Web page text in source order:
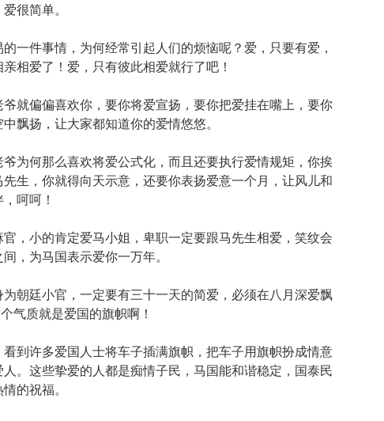
很简单。
一件事情，为何经常引起人们的烦恼呢？爱，只要有爱，
相爱了！爱，只有彼此相爱就行了吧！
就偏偏喜欢你，要你将爱宣扬，要你把爱挂在嘴上，要你
飘扬，让大家都知道你的爱情悠悠。
为何那么喜欢将爱公式化，而且还要执行爱情规矩，你挨
先生，你就得向天示意，还要你表扬爱意一个月，让风儿和
呵呵！
，小的肯定爱马小姐，卑职一定要跟马先生相爱，笑纹会
，为马国表示爱你一万年。
为朝廷小官，一定要有三十一天的简爱，必须在八月深爱飘
气质就是爱国的旗帜啊！
到许多爱国人士将车子插满旗帜，把车子用旗帜扮成情意
。这些挚爱的人都是痴情子民，马国能和谐稳定，国泰民
的祝福。